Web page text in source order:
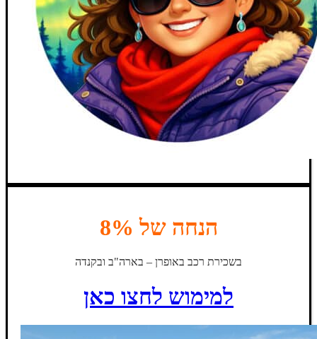
הנחה של 8%
בשכירת רכב באופרן – בארה"ב ובקנדה
למימוש לחצו כאן